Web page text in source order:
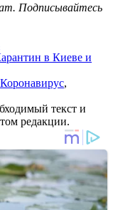
Подписывайтесь
в Киеве и
Коронавирус,
текст и
редакции.